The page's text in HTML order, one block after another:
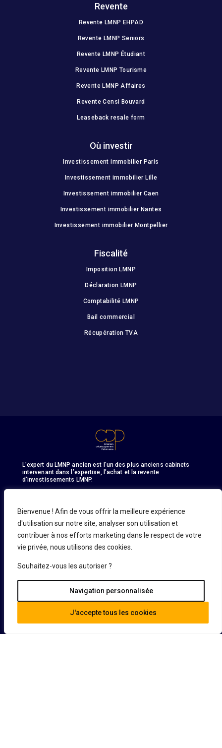
Bienvenue ! Afin de vous offrir la meilleure expérience
d'utilisation sur notre site, analyser son utilisation et
contribuer à nos efforts marketing dans le respect de votre
vie privée, nous utilisons des cookies.
Souhaitez-vous les autoriser ?
Navigation personnalisée
J'accepte tous les cookies
Revente
Revente LMNP EHPAD
Revente LMNP Seniors
Revente LMNP Étudiant
Revente LMNP Tourisme
Revente LMNP Affaires
Revente Censi Bouvard
Leaseback resale form
Où investir
Investissement immobilier Paris
Investissement immobilier Lille
Investissement immobilier Caen
Investissement immobilier Nantes
Investissement immobilier Montpellier
Fiscalité
Imposition LMNP
Déclaration LMNP
Comptabilité LMNP
Bail commercial
Récupération TVA
L’expert du LMNP ancien est l’un des plus anciens cabinets
intervenant dans l’expertise, l’achat et la revente
d’investissements LMNP.
En savoir plus
Acheter un bien
Vendre un bien
Défiscaliser